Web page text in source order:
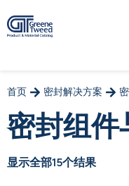
首页 密封解决方案
密封组件
显示全部15个结果